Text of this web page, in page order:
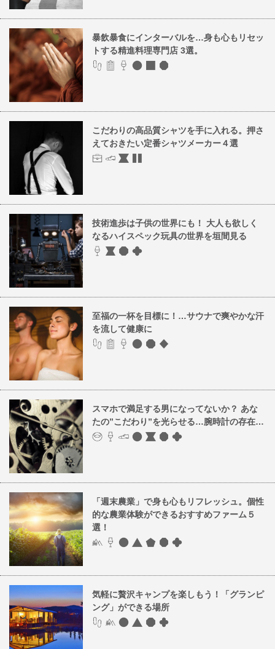
暴飲暴食にインターバルを…身も心もリセッ
トする精進料理専門店 3選。
こだわりの高品質シャツを手に入れる。押さ
えておきたい定番シャツメーカー４選
技術進歩は子供の世界にも！ 大人も欲しく
なるハイスペック玩具の世界を垣間見る
至福の一杯を目標に！…サウナで爽やかな汗
を流して健康に
スマホで満足する男になってないか？ あな
たの”こだわり”を光らせる…腕時計の存在…
「週末農業」で身も心もリフレッシュ。個性
的な農業体験ができるおすすめファーム５
選！
気軽に贅沢キャンプを楽しもう！「グランピ
ング」ができる場所